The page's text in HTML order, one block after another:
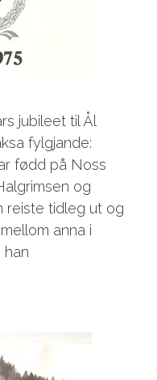
jubileet til Ål
fylgjande:
fødd på Noss
og
reiste tidleg ut og
anna i
han